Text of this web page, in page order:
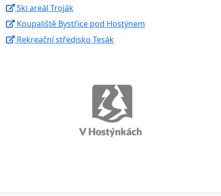
Ski areál Troják
Koupaliště Bystřice pod Hostýnem
Rekreační středisko Tesák